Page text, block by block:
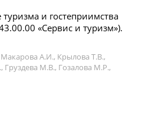
и гостеприимства
«Сервис и туризм»).
А.И., Крылова Т.В.,
М.В., Гозалова М.Р.,